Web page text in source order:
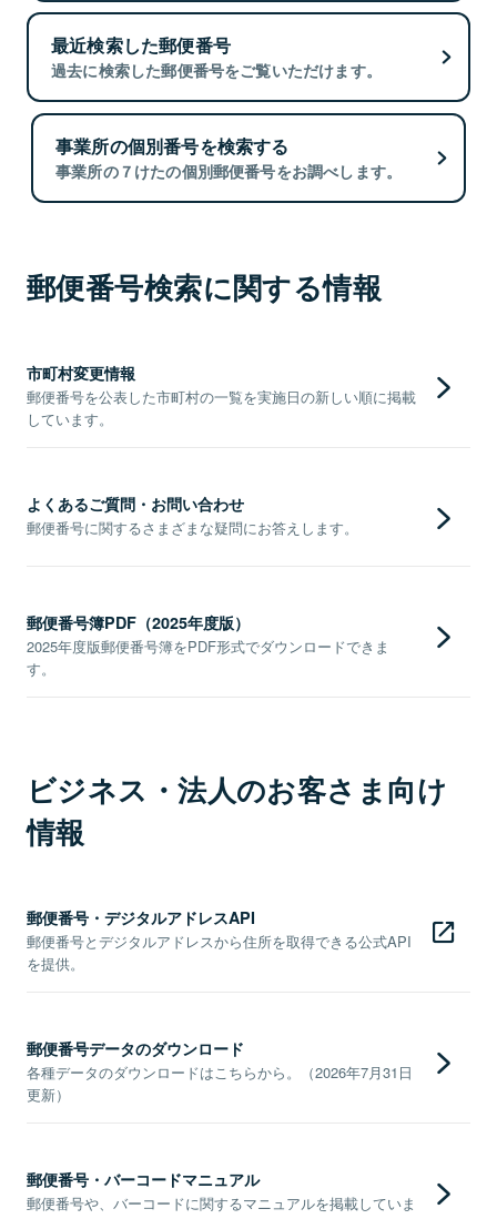
最近検索した郵便番号
過去に検索した郵便番号をご覧いただけます。
事業所の個別番号を検索する
事業所の７けたの個別郵便番号をお調べします。
郵便番号検索に関する情報
市町村変更情報
郵便番号を公表した市町村の一覧を実施日の新しい順に掲載
しています。
よくあるご質問・お問い合わせ
郵便番号に関するさまざまな疑問にお答えします。
郵便番号簿PDF（2025年度版）
2025年度版郵便番号簿をPDF形式でダウンロードできま
す。
ビジネス・法人のお客さま向け
情報
郵便番号・デジタルアドレスAPI
郵便番号とデジタルアドレスから住所を取得できる公式API
を提供。
郵便番号データのダウンロード
各種データのダウンロードはこちらから。（2026年7月31日
更新）
郵便番号・バーコードマニュアル
郵便番号や、バーコードに関するマニュアルを掲載していま